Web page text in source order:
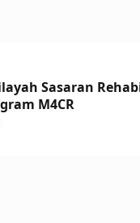
Sasaran
M4CR